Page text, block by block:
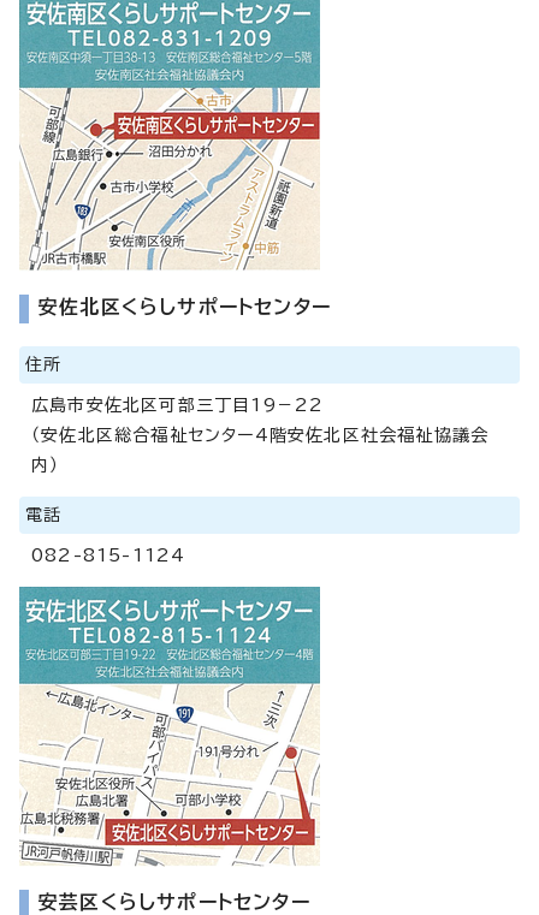
安佐北区くらしサポートセンター
住所
広島市安佐北区可部三丁目19－22
（安佐北区総合福祉センター4階安佐北区社会福祉協議会
内）
電話
082-815-1124
安芸区くらしサポートセンター